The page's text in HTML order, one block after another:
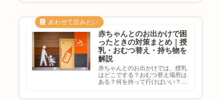
齢やお出かけ先によって必要な
も...
赤ちゃんとのお出かけで困
ったときの対策まとめ｜授
乳・おむつ替え・持ち物を
解説
赤ちゃんとのお出かけでは、授乳
はどこでする？おむつ替え場所は
ある？何を持って行けばいい？急